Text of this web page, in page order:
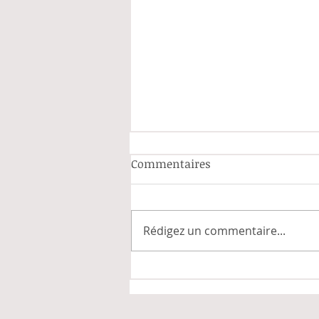
Commentaires
Rédigez un commentaire...